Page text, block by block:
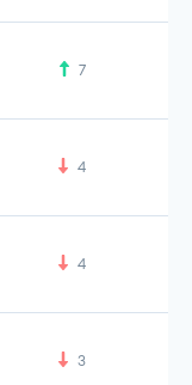
7
4
4
3